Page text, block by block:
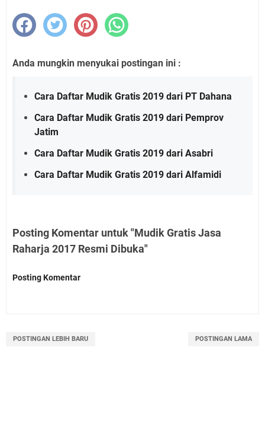
Anda mungkin menyukai postingan ini :
Cara Daftar Mudik Gratis 2019 dari PT Dahana
Cara Daftar Mudik Gratis 2019 dari Pemprov
Jatim
Cara Daftar Mudik Gratis 2019 dari Asabri
Cara Daftar Mudik Gratis 2019 dari Alfamidi
Posting Komentar untuk "Mudik Gratis Jasa
Raharja 2017 Resmi Dibuka"
Posting Komentar
POSTINGAN LEBIH BARU POSTINGAN LAMA